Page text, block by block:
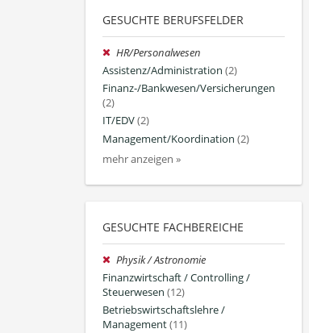
GESUCHTE BERUFSFELDER
HR/Personalwesen
Assistenz/Administration (2)
Finanz-/Bankwesen/Versicherungen
(2)
IT/EDV(2)
Management/Koordination (2)
mehr anzeigen »
GESUCHTE FACHBEREICHE
Physik / Astronomie
Finanzwirtschaft / Controlling /
Steuerwesen (12)
Betriebswirtschaftslehre /
Management(11)